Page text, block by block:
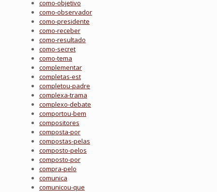
como-objetivo
como-observador
como-presidente
como-receber
como-resultado
como-secret
como-tema
complementar
completas-est
completou-padre
complexa-trama
complexo-debate
comportou-bem
compositores
composta-por
compostas-pelas
composto-pelos
composto-por
compra-pelo
comunica
comunicou-que